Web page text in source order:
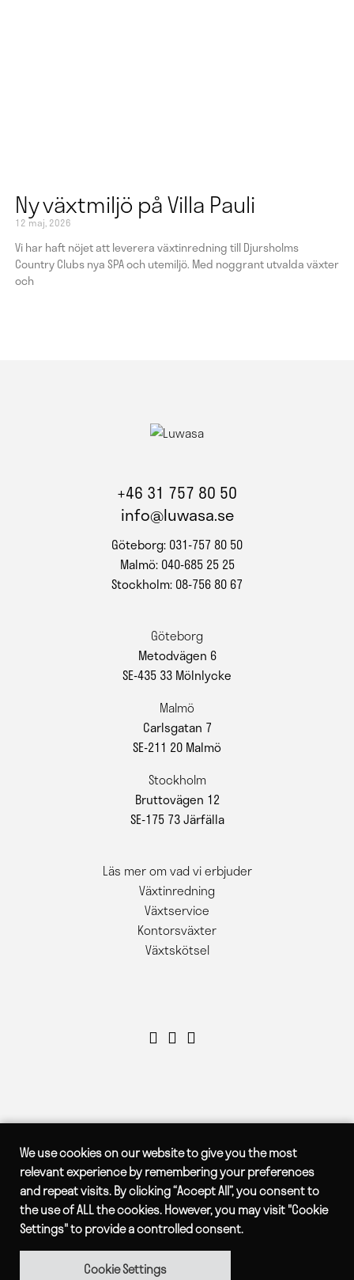
Ny växtmiljö på Villa Pauli
12 maj, 2026
Vi har haft nöjet att leverera växtinredning till Djursholms
Country Clubs nya SPA och utemiljö. Med noggrant utvalda växter
och
+46 31 757 80 50
info@luwasa.se
Göteborg: 031-757 80 50
Malmö: 040-685 25 25
Stockholm: 08-756 80 67
Göteborg
Metodvägen 6
SE-435 33 Mölnlycke
Malmö
Carlsgatan 7
SE-211 20 Malmö
Stockholm
Bruttovägen 12
SE-175 73 Järfälla
Läs mer om vad vi erbjuder
Växtinredning
Växtservice
Kontorsväxter
Växtskötsel
We use cookies on our website to give you the most
relevant experience by remembering your preferences
and repeat visits. By clicking “Accept All”, you consent to
the use of ALL the cookies. However, you may visit "Cookie
Settings" to provide a controlled consent.
Cookie Settings